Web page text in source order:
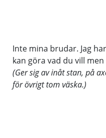
Inte mina brudar. Jag
kan göra vad du vill
(Ger sig av inåt stan, på
för övrigt tom väska.)